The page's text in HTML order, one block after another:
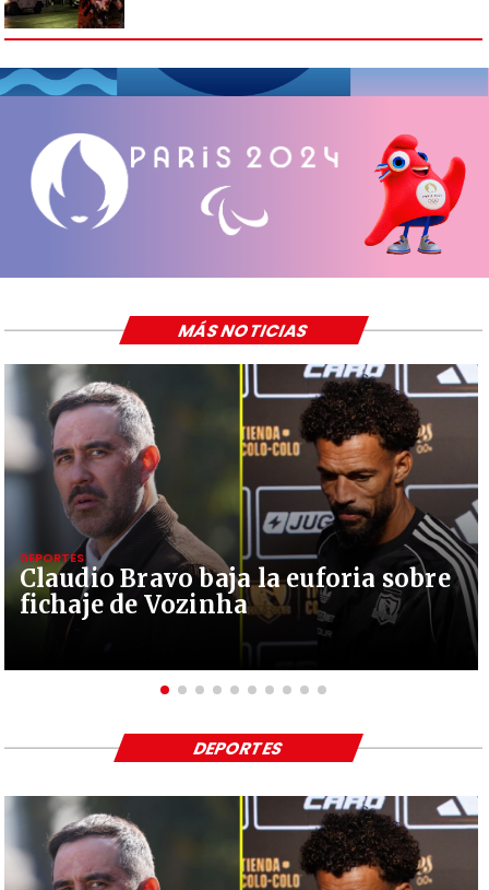
Claudio Bravo baja la euforia sobre
fichaje de Vozinha
DEPORTES
MÁS NOTICIAS
DEPORTES